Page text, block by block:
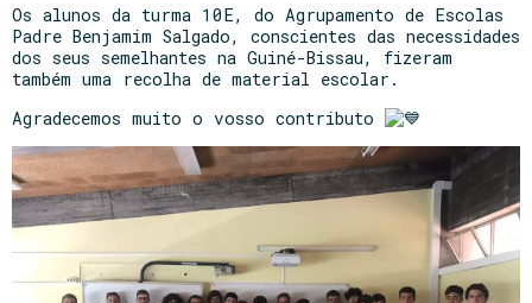
Os alunos da turma 10E, do Agrupamento de Escolas
Padre Benjamim Salgado, conscientes das necessidades
dos seus semelhantes na Guiné-Bissau, fizeram
também uma recolha de material escolar.
Agradecemos muito o vosso contributo